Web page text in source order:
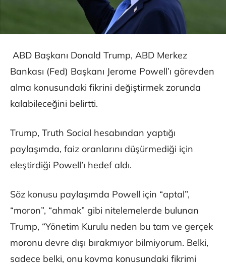
ABD Başkanı Donald Trump, ABD Merkez
Bankası (Fed) Başkanı Jerome Powell’ı görevden
alma konusundaki fikrini değiştirmek zorunda
kalabileceğini belirtti.
Trump, Truth Social hesabından yaptığı
paylaşımda, faiz oranlarını düşürmediği için
eleştirdiği Powell’ı hedef aldı.
Söz konusu paylaşımda Powell için “aptal”,
“moron”, “ahmak” gibi nitelemelerde bulunan
Trump, “Yönetim Kurulu neden bu tam ve gerçek
moronu devre dışı bırakmıyor bilmiyorum. Belki,
sadece belki, onu kovma konusundaki fikrimi